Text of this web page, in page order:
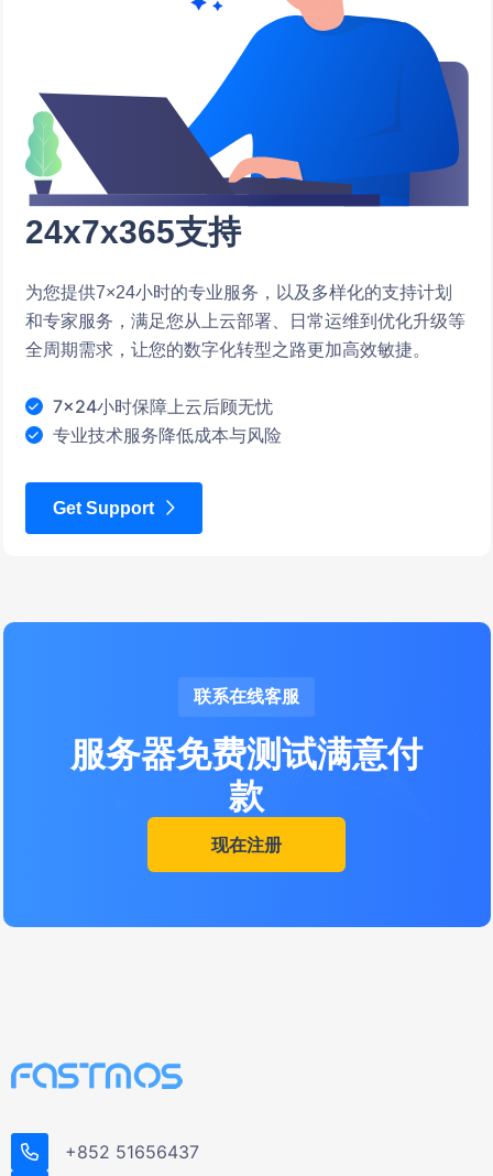
24x7x365支持
为您提供7×24小时的专业服务，以及多样化的支持计划
和专家服务，满足您从上云部署、日常运维到优化升级等
全周期需求，让您的数字化转型之路更加高效敏捷。
7×24小时保障上云后顾无忧
专业技术服务降低成本与风险
Get Support
联系在线客服
服务器免费测试满意付
款
现在注册
+852 51656437